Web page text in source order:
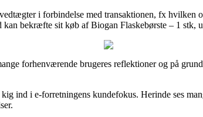
i forbindelse med transaktionen, fx
bekræfte sit køb af Biogan Flaskebørste – 1 stk,
forhenværende brugeres reflektioner og på
ind i e-forretningens kundefokus. Herinde ses